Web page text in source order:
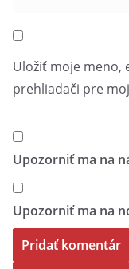
Uložiť moje meno,
prehliadači pre
Upozorniť ma na
Upozorniť ma na